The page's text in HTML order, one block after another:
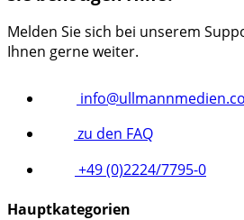
Melden Sie sich bei unserem
Ihnen gerne weiter.
zu den FAQ
+49 (0)2224/7795-0
Hauptkategorien